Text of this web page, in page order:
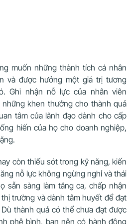
muốn những thành tích cá nhân
và được hưởng một giá trị tương
Ghi nhận nỗ lực của nhân viên
khen thưởng cho thành quả
tâm của lãnh đạo dành cho cấp
hiến của họ cho doanh nghiệp,
còn thiếu sót trong kỹ năng, kiến
nỗ lực không ngừng nghỉ và thái
sẵn sàng làm tăng ca, chấp nhận
trường và dành tâm huyết để đạt
thành quả có thể chưa đạt được
phê bình, bạn nên có hành động